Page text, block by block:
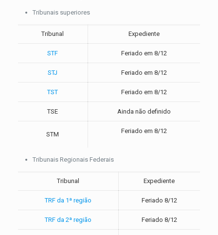
Tribunais superiores
Tribunal Expediente
STF Feriado em 8/12
STJ Feriado em 8/12
TST Feriado em 8/12
TSE Ainda não definido
STM Feriado em 8/12
Tribunais Regionais Federais
Tribunal Expediente
TRF da 1ª região Feriado 8/12
TRF da 2ª região Feriado 8/12